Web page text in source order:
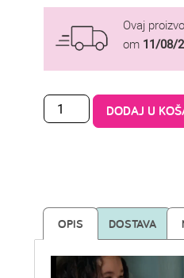
Ovaj
om 11/08/
DODAJ U
OPIS DOSTAVA
Reproduktor